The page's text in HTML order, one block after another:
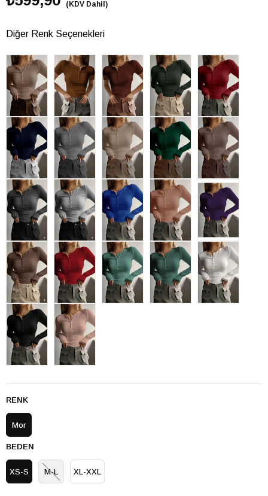
(KDV Dahil)
Diğer Renk Seçenekleri
RENK
Mor
BEDEN
XS-S M-L XL-XXL